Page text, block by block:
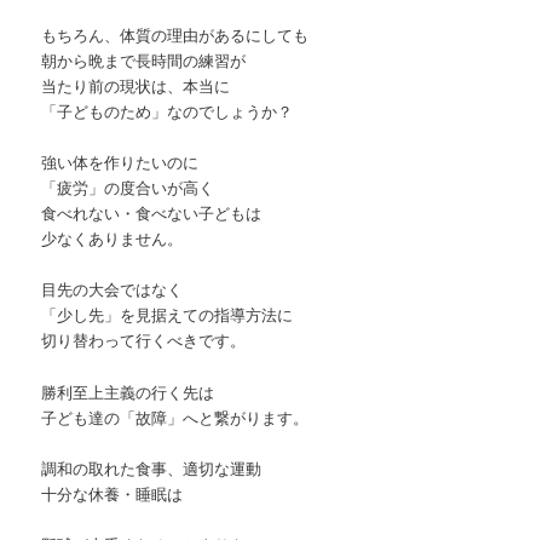
もちろん、体質の理由があるにしても
朝から晩まで長時間の練習が
当たり前の現状は、本当に
「子どものため」なのでしょうか？
強い体を作りたいのに
「疲労」の度合いが高く
食べれない・食べない子どもは
少なくありません。
目先の大会ではなく
「少し先」を見据えての指導方法に
切り替わって行くべきです。
勝利至上主義の行く先は
子ども達の「故障」へと繋がります。
調和の取れた食事、適切な運動
十分な休養・睡眠は